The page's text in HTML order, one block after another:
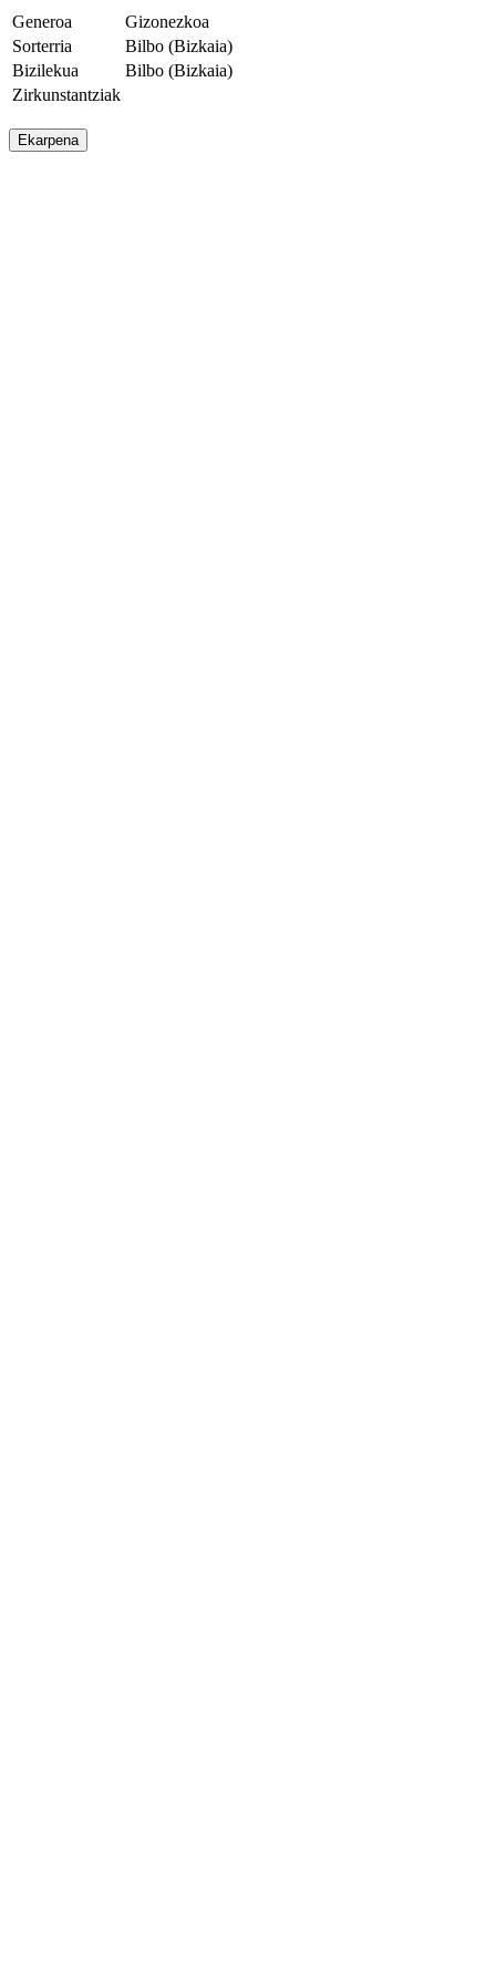
Generoa
Gizonezkoa
Sorterria
Bilbo (Bizkaia)
Bizilekua
Bilbo (Bizkaia)
Zirkunstantziak